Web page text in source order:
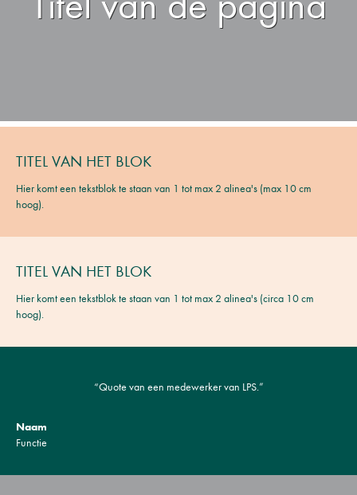
TITEL VAN HET BLOK
Hier komt een tekstblok te staan van 1 tot max 2 alinea's (max 10 cm
hoog).
TITEL VAN HET BLOK
Hier komt een tekstblok te staan van 1 tot max 2 alinea's (circa 10 cm
hoog).
“Quote van een medewerker van LPS.”
Naam
Functie